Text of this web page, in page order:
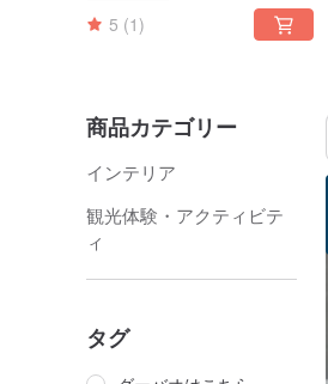
5 (1)
商品カテゴリー
インテリア
観光体験・アクティビテ
ィ
タグ